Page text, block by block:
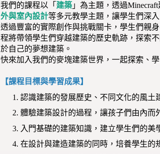
我們的課程以「 建築 」為主題，透過
外與室內設計等多元教學主題，讓學生們深
透過豐富的實際創作與挑戰關卡，學生們親
程將帶領學生們穿越建築的歷史軌跡，探索
於自己的夢想建築。
快來加入我們的麥塊建築世界，一起探索、學
【課程目標與學習成果】
認識建築的發展歷史、不同文化的風土
體驗建築設計的過程，讓孩子們由內而
入門基礎的建築知識，建立學生們的美
在設計與建造建築的同時，培養學生的